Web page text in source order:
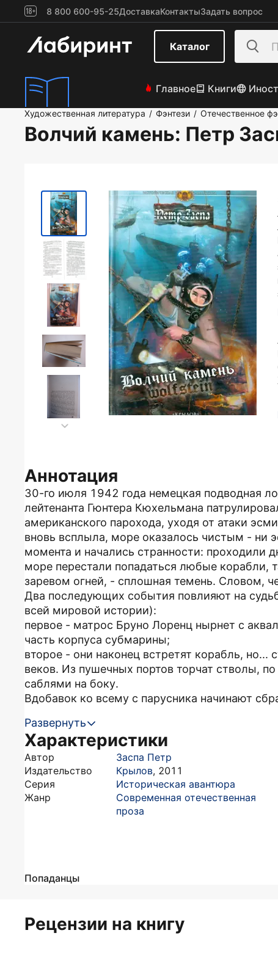
8 800 600-95-25ДоставкаКонтактыЗадать вопрос
Каталог
Главное Книги
Художественная литература / Фэнтези / Отечественное
Волчий камень: Петр
Аннотация
30-го июля 1942 года немецкая подводная
лейтенанта Гюнтера Кюхельмана
американского парохода, уходя от атаки
вновь всплыла, море оказалось чистым - ни
момента и начались странности: проходили
море перестали попадаться любые корабли,
заревом огней, - сплошная темень. Словом,
Два последующих события повлияют на
всей мировой истории):
первое - матрос Бруно Лоренц нырнет с
часть корпуса субмарины;
второе - они наконец встретят корабль, но...
веков. Из пушечных портов торчат стволы,
саблями на боку.
Вдобавок ко всему с парусника начинают
Развернуть
Характеристики
Автор
Заспа Петр
Издательство
Крылов, 2011
Серия
Историческая авантюра
Жанр
Современная отечественная
проза
Попаданцы
Рецензии на книгу